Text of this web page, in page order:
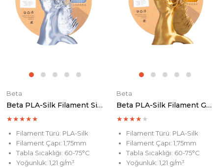
Beta
Beta PLA-Silk Filament Silver
★★★★★
Filament Türü: PLA-Silk
Filament Çapı: 1,75mm
Tabla Sıcaklığı: 60-75°C
Yoğunluk: 1,21 g/m³
Beta
Beta PLA-Silk Filament Gold
★★★★ ★
Filament Türü: PLA-Silk
Filament Çapı: 1,75mm
Tabla Sıcaklığı: 60-75°C
Yoğunluk: 1,21 g/m³